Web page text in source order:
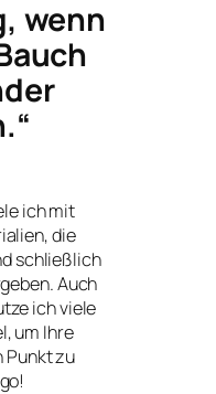
wenn
ich mit
die
schließlich
Auch
ich viele
um Ihre
Punkt zu